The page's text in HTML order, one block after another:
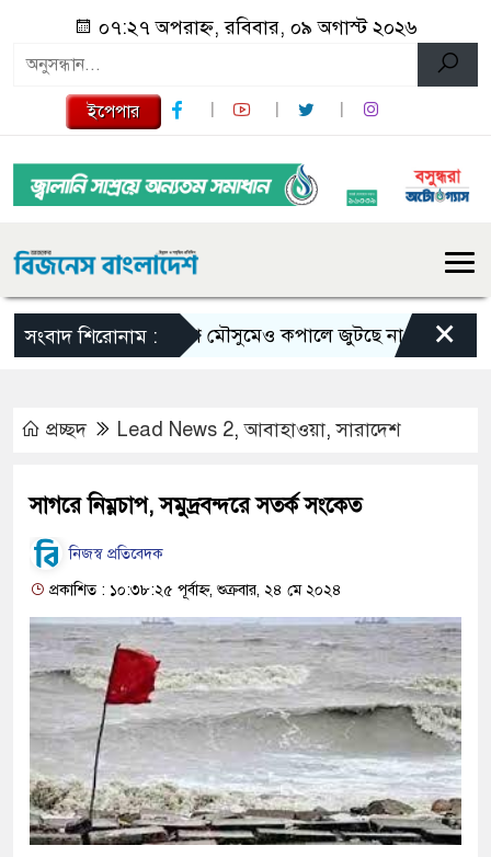
০৭:২৭ অপরাহ্ন, রবিবার, ০৯ অগাস্ট ২০২৬
ইপেপার
সংবাদ শিরোনাম :ভরা মৌসুমেও কপালে জুটছে না ইলিশ, দাম বেশ
×
প্রচ্ছদ Lead News 2,আবাহাওয়া,সারাদেশ
সাগরে নিম্নচাপ, সমুদ্রবন্দরে সতর্ক সংকেত
নিজস্ব প্রতিবেদক
প্রকাশিত : ১০:৩৮:২৫ পূর্বাহ্ন, শুক্রবার, ২৪ মে ২০২৪